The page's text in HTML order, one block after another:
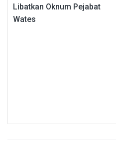
Libatkan Oknum Pejabat
Wates